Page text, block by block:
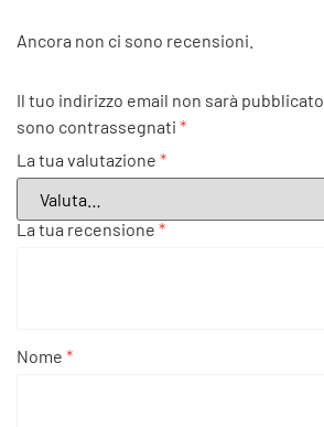
Ancora non ci sono recensioni.
Il tuo indirizzo email non sarà pubblicato.
sono contrassegnati *
La tua valutazione *
La tua recensione *
Nome *